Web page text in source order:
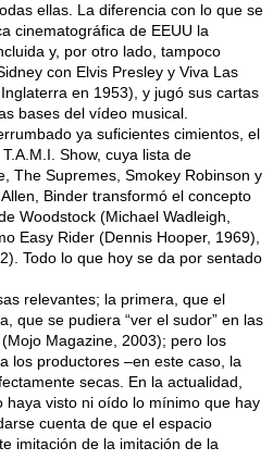
ellas. La diferencia con lo que se
cinematográfica de EEUU la
y, por otro lado, tampoco
con Elvis Presley y Viva Las
en 1953), y jugó sus cartas
bases del vídeo musical.
ya suficientes cimientos, el
Show, cuya lista de
The Supremes, Smokey Robinson y
Binder transformó el concepto
Woodstock (Michael Wadleigh,
Easy Rider (Dennis Hooper, 1969),
Todo lo que hoy se da por sentado
relevantes; la primera, que el
que se pudiera “ver el sudor” en las
Magazine, 2003); pero los
los productores –en este caso, la
secas. En la actualidad,
haya visto ni oído lo mínimo que hay
cuenta de que el espacio
imitación de la imitación de la